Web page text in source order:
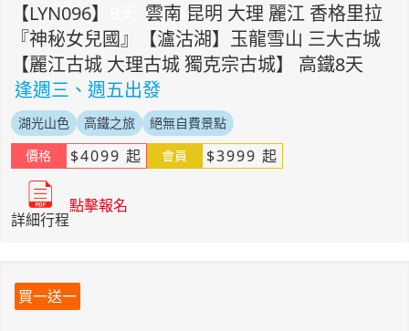
【LYN096】
雲南 昆明 大理 麗江 香格里拉
『神秘女兒國』【瀘沽湖】玉龍雪山 三大古城
【麗江古城 大理古城 獨克宗古城】 高鐵8天
逢週三、週五出發
湖光山色 高鐵之旅
絕無自費景點
價格
$4099 起 會員 $3999 起
詳細行程
點擊報名
買一送一